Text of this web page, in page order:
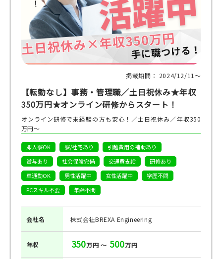
掲載期間： 2024/12/11〜
【転勤なし】事務・管理職／土日祝休み★年収
350万円★オンライン研修からスタート！
オンライン研修で未経験の方も安心！／土日祝休み／年収350
万円～
即入寮OK 寮/社宅あり
引越費用の補助あり
賞与あり
社会保険完備 交通費支給
研修あり
車通勤OK
男性活躍中 女性活躍中
学歴不問
PCスキル不要
年齢不問
会社名 株式会社BREXA Engineering
年収 350万円 ～ 500万円